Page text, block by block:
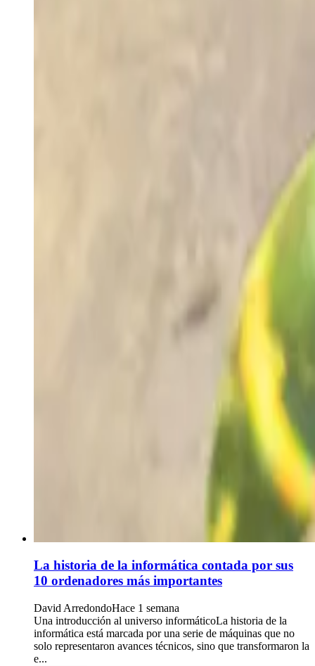
La historia de la informática contada por sus
10 ordenadores más importantes
David ArredondoHace 1 semana
Una introducción al universo informáticoLa historia de la
informática está marcada por una serie de máquinas que no
solo representaron avances técnicos, sino que transformaron la
e...